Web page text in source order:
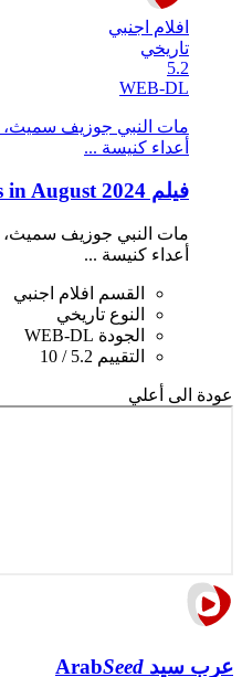
افلام اجنبي
تاريخي
5.2
WEB-DL
مات النبي جوزيف سميث،
أعداء كنيسة ...
فيلم Six Days in August 2024 مترجم HD
مات النبي جوزيف سميث،
أعداء كنيسة ...
القسم
افلام اجنبي
النوع تاريخي
الجودة WEB-DL
التقييم 5.2 / 10
عودة الى أعلي
عرب سيد ArabSeed